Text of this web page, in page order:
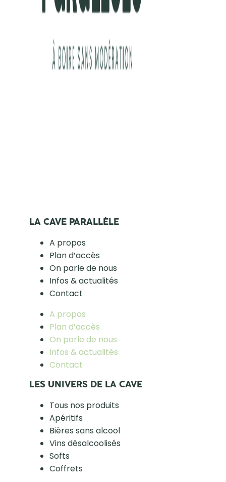
LA CAVE PARALLÈLE
A propos
Plan d’accès
On parle de nous
Infos & actualités
Contact
A propos
Plan d’accès
On parle de nous
Infos & actualités
Contact
LES UNIVERS DE LA CAVE
Tous nos produits
Apéritifs
Bières sans alcool
Vins désalcoolisés
Softs
Coffrets